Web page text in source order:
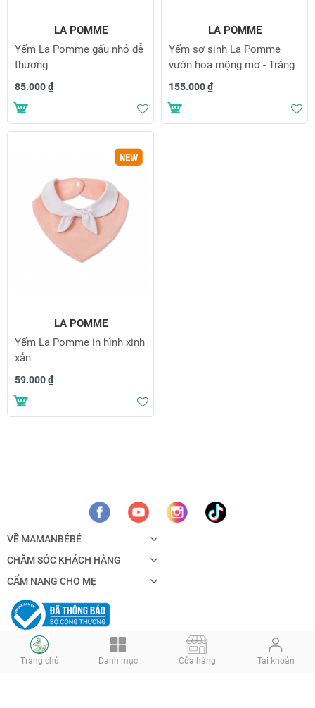
LA POMME
Yếm La Pomme gấu nhỏ dễ
thương
85.000 ₫
Thêm vào danh sách yêu thích
LA POMME
Yếm sơ sinh La Pomme
vườn hoa mộng mơ - Trắng
155.000 ₫
LA POMME
Yếm La Pomme in hình xinh
xắn
59.000 ₫
Thêm vào danh sách yêu thích
VỀ MAMANBÉBÉ
CHĂM SÓC KHÁCH HÀNG
CẨM NANG CHO MẸ
Trang chủ Danh mục Cửa hàng Tài khoản